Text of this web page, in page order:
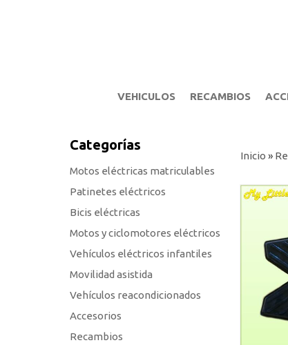
VEHICULOS RECAMBIOS
Categorías
Motos eléctricas matriculables
Patinetes eléctricos
Bicis eléctricas
Motos y ciclomotores eléctricos
Vehículos eléctricos infantiles
Movilidad asistida
Vehículos reacondicionados
Accesorios
Recambios
Inicio »